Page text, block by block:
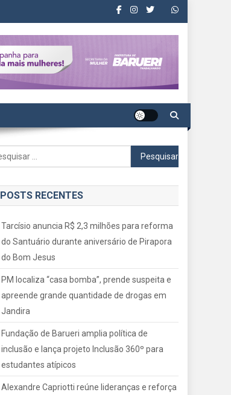
Pesquisar
por:
POSTS RECENTES
Tarcísio anuncia R$ 2,3 milhões para reforma
do Santuário durante aniversário de Pirapora
do Bom Jesus
PM localiza “casa bomba”, prende suspeita e
apreende grande quantidade de drogas em
Jandira
Fundação de Barueri amplia política de
inclusão e lança projeto Inclusão 360º para
estudantes atípicos
Alexandre Capriotti reúne lideranças e reforça